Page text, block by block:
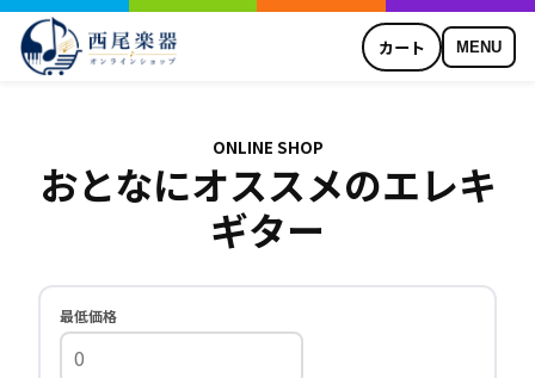
カート MENU
ONLINE SHOP
おとなにオススメのエレキ
ギター
最低価格